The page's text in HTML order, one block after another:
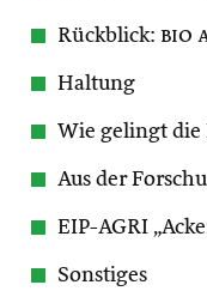
Rückblick: bio
Haltung
Wie gelingt die
Aus der
EIP-AGRI
Sonstiges